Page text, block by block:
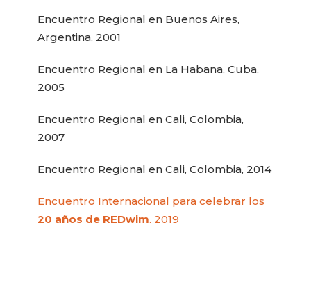
Encuentro Regional en Buenos Aires,
Argentina, 2001
Encuentro Regional en La Habana, Cuba,
2005
Encuentro Regional en Cali, Colombia,
2007
Encuentro Regional en Cali, Colombia, 2014
Encuentro Internacional para celebrar los
20 años de REDwim. 2019